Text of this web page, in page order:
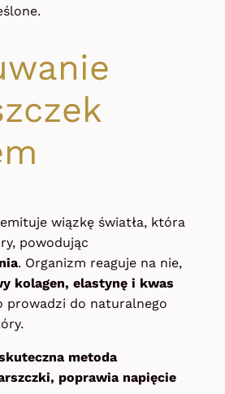
wiązkę światła, która
powodując
. Organizm reaguje na nie,
kolagen, elastynę i kwas
prowadzi do naturalnego
metoda
poprawia napięcie